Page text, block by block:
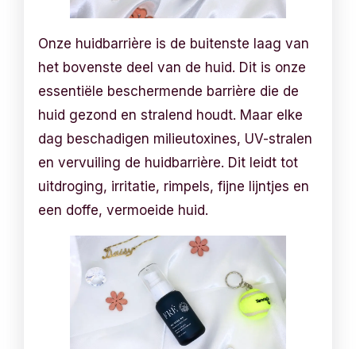
Onze huidbarrière is de buitenste laag van
het bovenste deel van de huid. Dit is onze
essentiële beschermende barrière die de
huid gezond en stralend houdt. Maar elke
dag beschadigen milieutoxines, UV-stralen
en vervuiling de huidbarrière. Dit leidt tot
uitdroging, irritatie, rimpels, fijne lijntjes en
een doffe, vermoeide huid.